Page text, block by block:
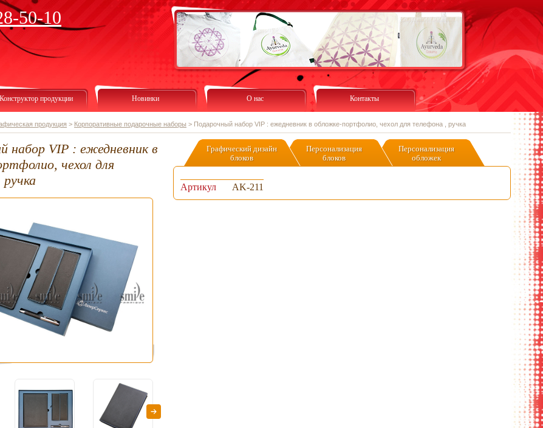
50-10
Конструктор продукции Новинки О нас Контакты
продукция > Корпоративные подарочные наборы > Подарочный набор VIP : ежедневник в обложке-портфолио, чехол для телефона , ручка
набор VIP : ежедневник в
чехол для
Графический дизайн
блоков
Персонализация
блоков
Персонализация
обложек
Артикул AK-211